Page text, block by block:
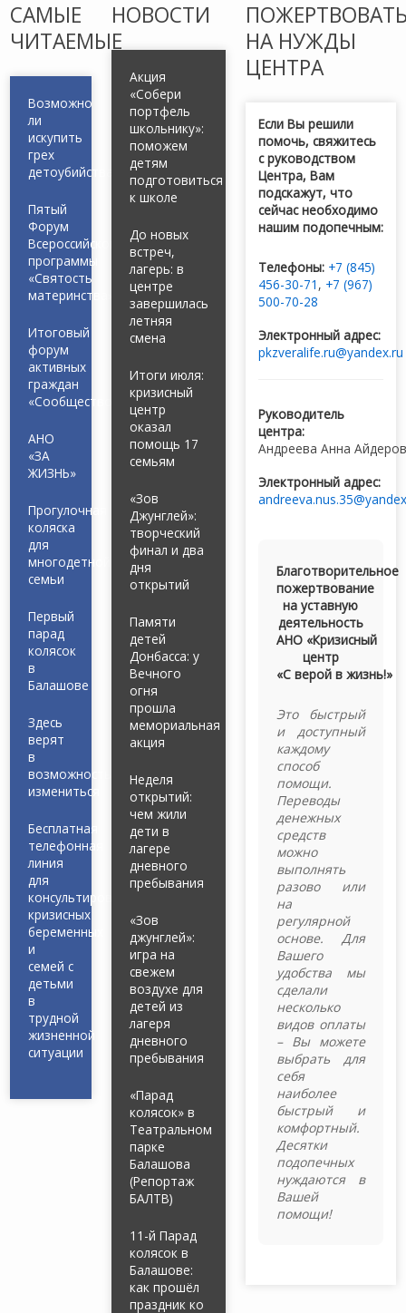
САМЫЕ
ЧИТАЕМЫЕ
Возможно
ли
искупить
грех
детоубийства?
Пятый
Форум
Всероссийской
программы
«Святость
материнства»
Итоговый
форум
активных
граждан
«Сообщество»
АНО
«ЗА
ЖИЗНЬ»
Прогулочная
коляска
для
многодетной
семьи
Первый
парад
колясок
в
Балашове
Здесь
верят
в
возможность
измениться
Бесплатная
телефонная
линия
для
консультирования
кризисных
беременных
и
семей с
детьми
в
трудной
жизненной
ситуации
НОВОСТИ
Акция
«Собери
портфель
школьнику»:
поможем
детям
подготовиться
к школе
До новых
встреч,
лагерь: в
центре
завершилась
летняя
смена
Итоги июля:
кризисный
центр
оказал
помощь 17
семьям
«Зов
Джунглей»:
творческий
финал и два
дня
открытий
Памяти
детей
Донбасса: у
Вечного
огня
прошла
мемориальная
акция
Неделя
открытий:
чем жили
дети в
лагере
дневного
пребывания
«Зов
джунглей»:
игра на
свежем
воздухе для
детей из
лагеря
дневного
пребывания
«Парад
колясок» в
Театральном
парке
Балашова
(Репортаж
БАЛТВ)
11-й Парад
колясок в
Балашове:
как прошёл
праздник ко
НА НУЖДЫ
ЦЕНТРА
Если Вы решили
помочь, свяжитесь
с руководством
Центра, Вам
подскажут, что
сейчас необходимо
нашим подопечным:
Телефоны: +7 (845)
456-30-71 , +7 (967)
500-70-28
Электронный адрес:
pkzveralife.ru@yandex.ru
Руководитель
центра:
Андреева Анна
Электронный адрес:
Благотворительное
пожертвование
на уставную
деятельность
АНО «Кризисный
центр
«С верой в жизнь!»
Это быстрый
и доступный
каждому
способ
помощи.
Переводы
денежных
средств
можно
выполнять
разово или
на
регулярной
основе. Для
Вашего
удобства мы
сделали
несколько
видов оплаты
– Вы можете
выбрать для
себя
наиболее
быстрый и
комфортный.
Десятки
подопечных
нуждаются в
Вашей
помощи!